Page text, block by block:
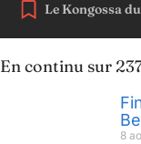
Le Kongossa
En continu sur
8